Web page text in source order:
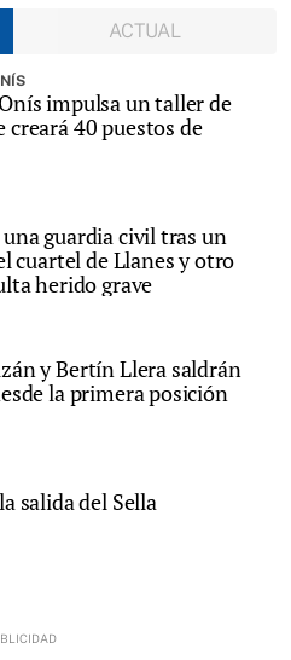
ACTUAL
impulsa un taller de
creará 40 puestos de
guardia civil tras un
cuartel de Llanes y otro
herido grave
y Bertín Llera saldrán
la primera posición
salida del Sella